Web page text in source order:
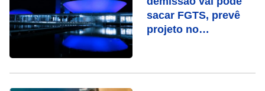
sacar FGTS, prevê
projeto no